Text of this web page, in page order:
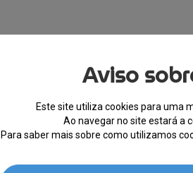
Aviso
Este site utiliza cookies para uma
Ao navegar no site estará a
Para saber mais sobre como utilizamos